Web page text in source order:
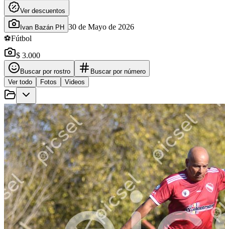
Ver descuentos
Ivan Bazán PH 30 de Mayo de 2026
⚽Fútbol
$ 3.000
Buscar por rostro
Buscar por número
Ver todo
Fotos Videos